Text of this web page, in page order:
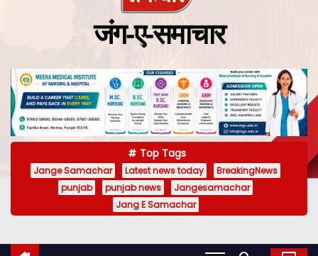
जंग-ए-समाचार
Top Tags
Jange Samachar Latest news today
BreakingNews
punjab
punjab news
Jangesamachar
Jang E Samachar